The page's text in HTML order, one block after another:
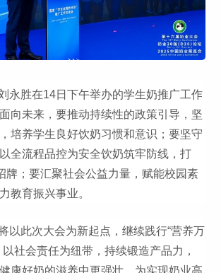
永胜在14日下午举办的学生奶推广工作
向未来，要推动持续性的政策引导，坚
培养学生良好饮奶习惯和意识；要坚守
全流程品控为安全饮奶筑牢防线，打
牌；要汇聚社会公益力量，赋能校园素
教育振兴事业。
以此次大会为新起点，继续践行“营养万
社会责任为纽带，持续锻造产品力，